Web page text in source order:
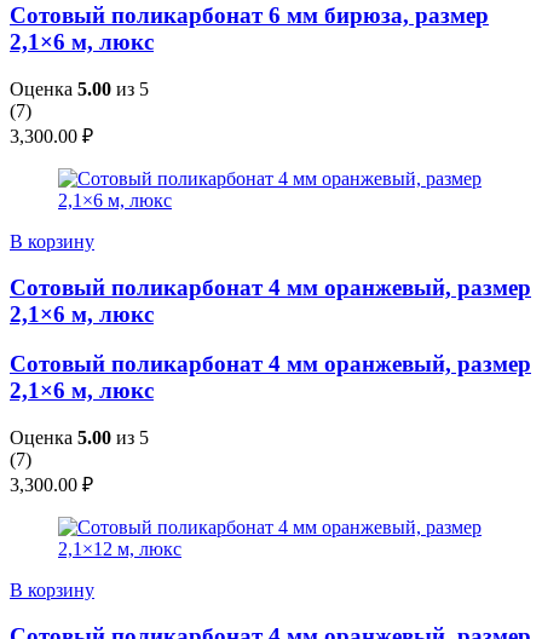
Сотовый поликарбонат 6 мм бирюза, размер
2,1×6 м, люкс
Оценка 5.00 из 5
(7)
3,300.00 ₽
В корзину
Сотовый поликарбонат 4 мм оранжевый, размер
2,1×6 м, люкс
Сотовый поликарбонат 4 мм оранжевый, размер
2,1×6 м, люкс
Оценка 5.00 из 5
(7)
3,300.00 ₽
В корзину